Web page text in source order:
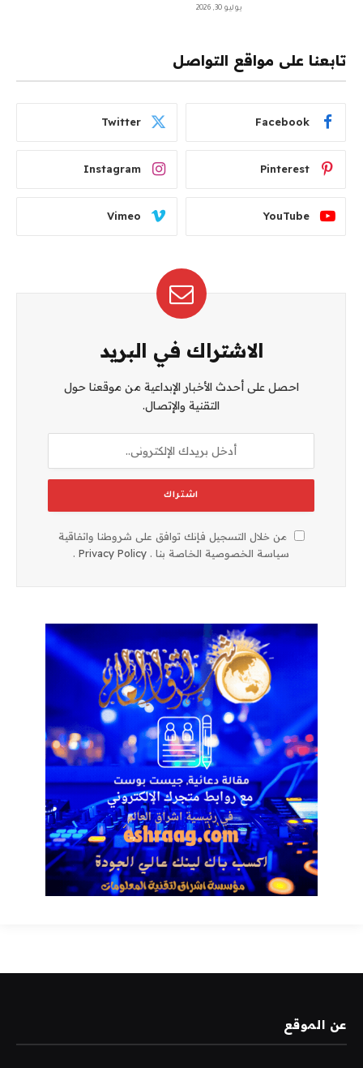
يوليو 30, 2026
تابعنا على مواقع التواصل
Facebook
Twitter
Pinterest
Instagram
YouTube
Vimeo
الاشتراك في البريد
احصل على أحدث الأخبار الإبداعية من موقعنا حول
التقنية والإتصال.
من خلال التسجيل فإنك توافق على شروطنا واتفاقية
سياسة الخصوصية الخاصة بنا . Privacy Policy
.
عن الموقع